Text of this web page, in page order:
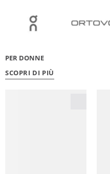
PER DONNE
SCOPRI DI PIÙ